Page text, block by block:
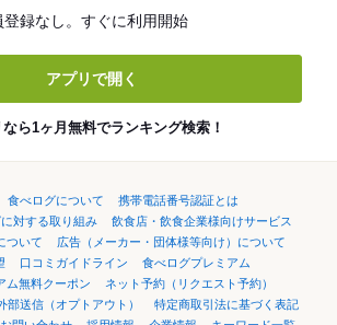
登録なし。すぐに利用開始
アプリで開く
なら1ヶ月無料でランキング検索！
食べログについて
携帯電話番号認証とは
対する取り組み
飲食店・飲食企業様向けサービス
ついて
広告（メーカー・団体様等向け）について
口コミガイドライン
食べログプレミアム
ム無料クーポン
ネット予約（リクエスト予約）
部送信（オプトアウト）
特定商取引法に基づく表記